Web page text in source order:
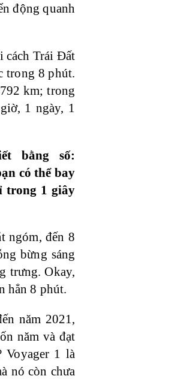
động quanh
cách Trái Đất
trong 8 phút.
km; trong
1 ngày, 1
bằng số:
có thể bay
trong 1 giây
ngóm, đến 8
bừng sáng
trưng. Okay,
hẳn 8 phút.
năm 2021,
năm và đạt
Voyager 1 là
nó còn chưa